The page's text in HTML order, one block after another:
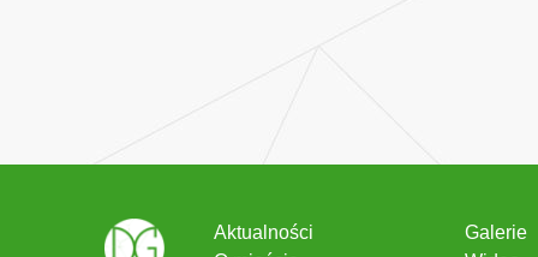
Aktualności
Galerie